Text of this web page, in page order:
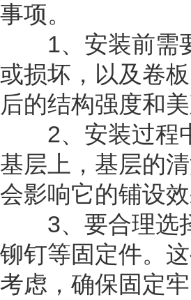
事项。
1、安装前需要
或损坏，以及卷
后的结构强度和美
2、安装过程中
基层上，基层的
会影响它的铺设
3、要合理选择
铆钉等固定件。
考虑，确保固定